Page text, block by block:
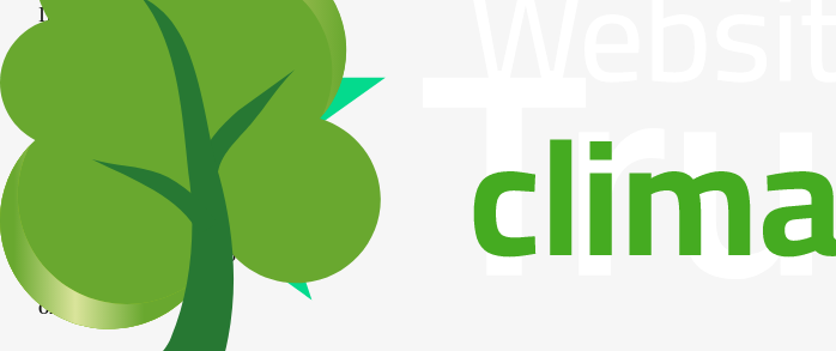
IM Börsmedia AB
Org.nr: 559545-6178
Surbrunnsgatan 12
114 27 Stockholm
Ansvarig utgivare:
Albin Kjellberg
© IM Börsmedia 2026
Om oss